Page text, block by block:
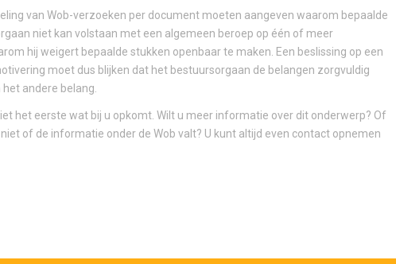
van Wob-verzoeken per document moeten aangeven waarom bepaalde
niet kan volstaan met een algemeen beroep op één of meer
hij weigert bepaalde stukken openbaar te maken. Een beslissing op een
moet dus blijken dat het bestuursorgaan de belangen zorgvuldig
andere belang.
het eerste wat bij u opkomt. Wilt u meer informatie over dit onderwerp? Of
of de informatie onder de Wob valt? U kunt altijd even contact opnemen